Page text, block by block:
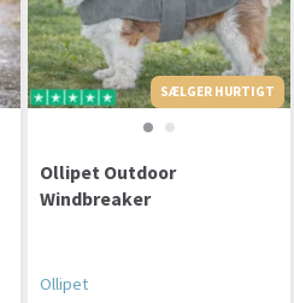
SÆLGER HURTIGT
Ollipet Outdoor
Windbreaker
Ollipet